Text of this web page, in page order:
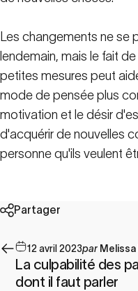
Les changements ne se
lendemain, mais le fait
petites mesures peut
mode de pensée plus
motivation et le désir
d'acquérir de nouvelles
personne qu'ils veulent
Partager
12 avril 2023par
La culpabilité des
dont il faut parler